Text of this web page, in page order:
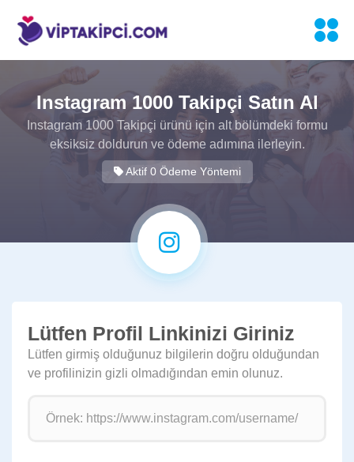
Instagram 1000 Takipçi Satın Al
Instagram 1000 Takipçi ürünü için alt bölümdeki formu
eksiksiz doldurun ve ödeme adımına ilerleyin.
Aktif 0 Ödeme Yöntemi
Lütfen Profil Linkinizi Giriniz
Lütfen girmiş olduğunuz bilgilerin doğru olduğundan
ve profilinizin gizli olmadığından emin olunuz.